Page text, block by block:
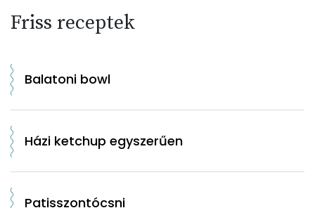
Friss receptek
Balatoni bowl
Házi ketchup egyszerűen
Patisszontócsni